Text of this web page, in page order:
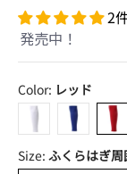
2
発売中！
Color: レッド
ホワイト ブルー
Size: ふくらはぎふくら